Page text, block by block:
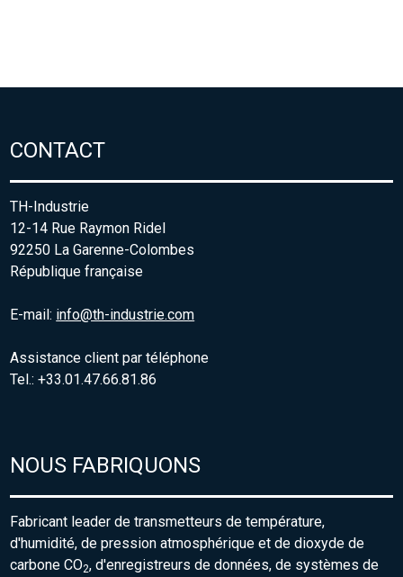
CONTACT
TH-Industrie
12-14 Rue Raymon Ridel
92250 La Garenne-Colombes
République française
E-mail: info@th-industrie.com
Assistance client par téléphone
Tel.: +33.01.47.66.81.86
NOUS FABRIQUONS
Fabricant leader de transmetteurs de température,
d'humidité, de pression atmosphérique et de dioxyde de
carbone CO2, d'enregistreurs de données, de systèmes de